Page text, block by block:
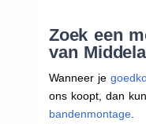
Zoek een
van
Wanneer je
ons koopt, dan
bandenmontage.